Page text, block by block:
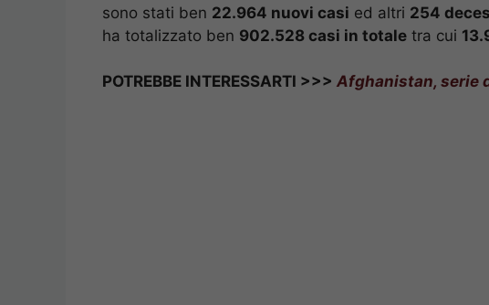
sono stati ben 22.964 nuovi casi ed altri 254
ha totalizzato ben 902.528 casi in totale tra cui
POTREBBE INTERESSARTI >>> Afghanistan, serie